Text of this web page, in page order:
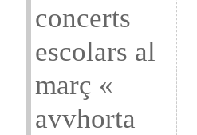
concerts
escolars al
març «
avvhorta